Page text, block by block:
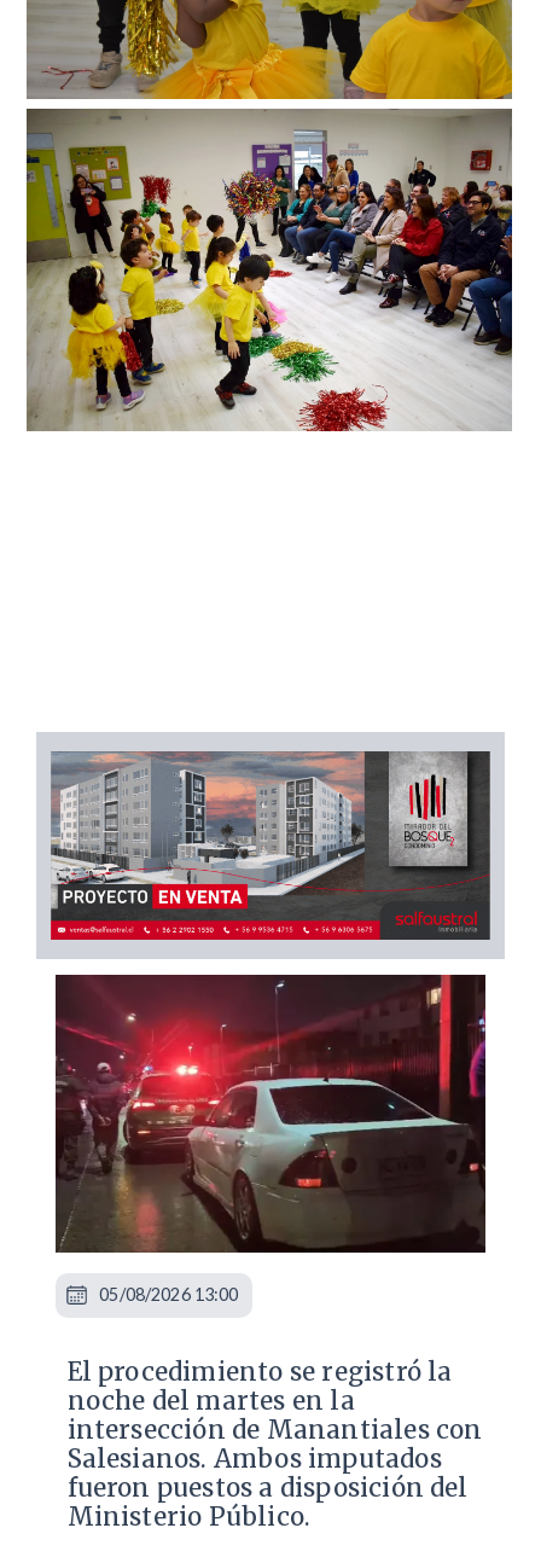
​El procedimiento se registró la
noche del martes en la
intersección de Manantiales con
Salesianos. Ambos imputados
fueron puestos a disposición del
Ministerio Público.
05/08/2026 13:00